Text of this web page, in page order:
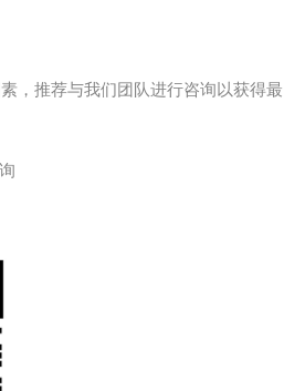
，推荐与我们团队进行咨询以获得最